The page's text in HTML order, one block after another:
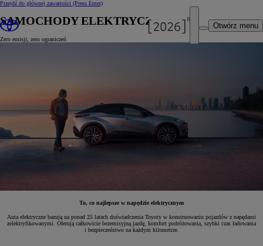
Przejdź do głównej zawartości (Press Enter)
Otwórz menu
SAMOCHODY ELEKTRYCZNE
Zero emisji, zero ograniczeń
To, co najlepsze w napędzie elektrycznym
Auta elektryczne bazują na ponad 25 latach doświadczenia Toyoty w konstruowaniu pojazdów z napędami
zelektryfikowanymi. Oferują całkowicie bezemisyjną jazdę, komfort podróżowania, szybki czas ładowania
i bezpieczeństwo na każdym kilometrze.